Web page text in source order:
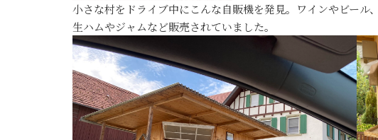
小さな村をドライブ中にこんな自販機を発見。ワインやビール、
生ハムやジャムなど販売されていました。